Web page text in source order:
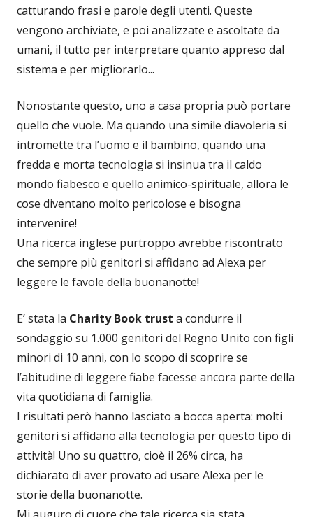
catturando frasi e parole degli utenti. Queste
vengono archiviate, e poi analizzate e ascoltate da
umani, il tutto per interpretare quanto appreso dal
sistema e per migliorarlo...
Nonostante questo, uno a casa propria può portare
quello che vuole. Ma quando una simile diavoleria si
intromette tra l’uomo e il bambino, quando una
fredda e morta tecnologia si insinua tra il caldo
mondo fiabesco e quello animico-spirituale, allora le
cose diventano molto pericolose e bisogna
intervenire!
Una ricerca inglese purtroppo avrebbe riscontrato
che sempre più genitori si affidano ad Alexa per
leggere le favole della buonanotte!
E’ stata la Charity Book trust a condurre il
sondaggio su 1.000 genitori del Regno Unito con figli
minori di 10 anni, con lo scopo di scoprire se
l’abitudine di leggere fiabe facesse ancora parte della
vita quotidiana di famiglia.
I risultati però hanno lasciato a bocca aperta: molti
genitori si affidano alla tecnologia per questo tipo di
attività! Uno su quattro, cioè il 26% circa, ha
dichiarato di aver provato ad usare Alexa per le
storie della buonanotte.